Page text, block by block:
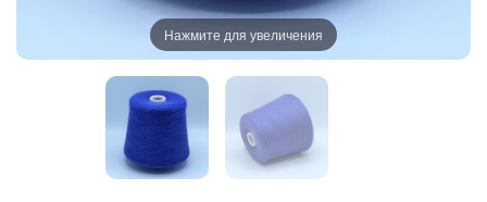
Нажмите для увеличения